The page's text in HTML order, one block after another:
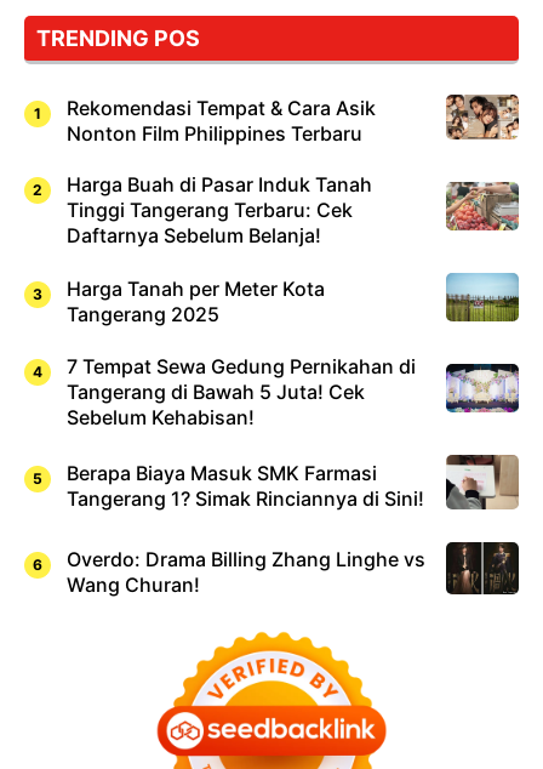
TRENDING POS
Rekomendasi Tempat & Cara Asik
Nonton Film Philippines Terbaru
Harga Buah di Pasar Induk Tanah
Tinggi Tangerang Terbaru: Cek
Daftarnya Sebelum Belanja!
Harga Tanah per Meter Kota
Tangerang 2025
7 Tempat Sewa Gedung Pernikahan di
Tangerang di Bawah 5 Juta! Cek
Sebelum Kehabisan!
Berapa Biaya Masuk SMK Farmasi
Tangerang 1? Simak Rinciannya di Sini!
Overdo: Drama Billing Zhang Linghe vs
Wang Churan!